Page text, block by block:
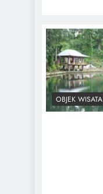
OBJEK WISATA